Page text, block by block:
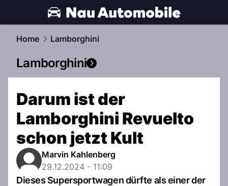
automobile.NAU.ch
Home Lamborghini
Lamborghini
Darum ist der
Lamborghini Revuelto
schon jetzt Kult
Marvin Kahlenberg
29.12.2024 - 11:09
Dieses Supersportwagen dürfte als einer der